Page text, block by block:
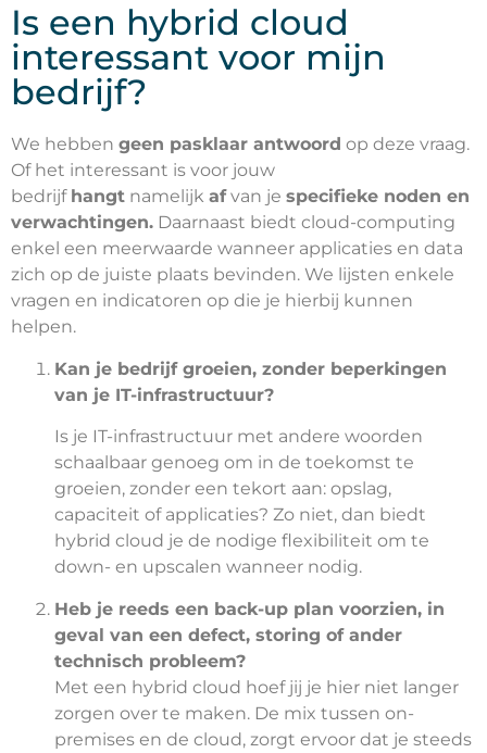
Is een hybrid cloud
interessant voor mijn
bedrijf?
We hebben geen pasklaar antwoord op deze vraag.
Of het interessant is voor jouw
bedrijf hangt namelijk afvan je specifieke noden en
verwachtingen. Daarnaast biedt cloud-computing
enkel een meerwaarde wanneer applicaties en data
zich op de juiste plaats bevinden. We lijsten enkele
vragen en indicatoren op die je hierbij kunnen
helpen.
Kan je bedrijf groeien, zonder beperkingen
van je IT-infrastructuur?
Is je IT-infrastructuur met andere woorden
schaalbaar genoeg om in de toekomst te
groeien, zonder een tekort aan: opslag,
capaciteit of applicaties? Zo niet, dan biedt
hybrid cloud je de nodige flexibiliteit om te
down- en upscalen wanneer nodig.
Heb je reeds een back-up plan voorzien, in
geval van een defect, storing of ander
technisch probleem?
Met een hybrid cloud hoef jij je hier niet langer
zorgen over te maken. De mix tussen on-
premises en de cloud, zorgt ervoor dat je steeds